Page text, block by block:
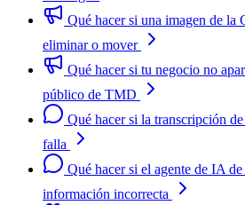
Qué hacer si una imagen de la
eliminar o mover
Qué hacer si tu negocio no
público de TMD
Qué hacer si la transcripción
falla
Qué hacer si el agente de IA
información incorrecta